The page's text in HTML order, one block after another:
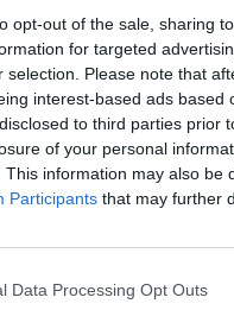
opt-out of the sale, sharing
for targeted
selection. Please note that
interest-based ads
to third parties prior
of your personal
This information may also be
Participants that may further
Data Processing Opt Outs
al BEC de a prelungi
intergritatea fizică”
a
a reprezentat un moment
îngrozitor pentru